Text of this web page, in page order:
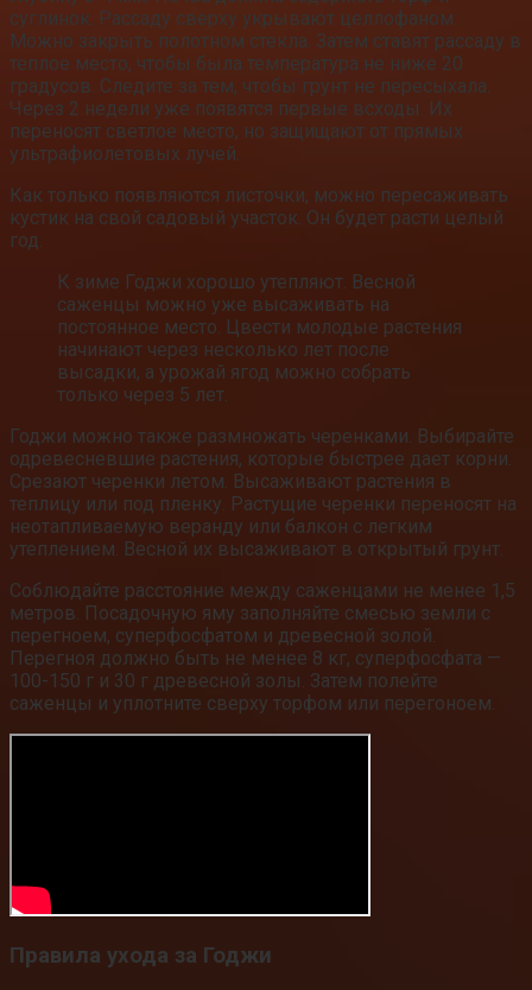
суглинок. Рассаду сверху укрывают целлофаном.
Можно закрыть полотном стекла. Затем ставят рассаду в
теплое место, чтобы была температура не ниже 20
градусов. Следите за тем, чтобы грунт не пересыхала.
Через 2 недели уже появятся первые всходы. Их
переносят светлое место, но защищают от прямых
ультрафиолетовых лучей.
Как только появляются листочки, можно пересаживать
кустик на свой садовый участок. Он будет расти целый
год.
К зиме Годжи хорошо утепляют. Весной
саженцы можно уже высаживать на
постоянное место. Цвести молодые растения
начинают через несколько лет после
высадки, а урожай ягод можно собрать
только через 5 лет.
Годжи можно также размножать черенками. Выбирайте
одревесневшие растения, которые быстрее дает корни.
Срезают черенки летом. Высаживают растения в
теплицу или под пленку. Растущие черенки переносят на
неотапливаемую веранду или балкон с легким
утеплением. Весной их высаживают в открытый грунт.
Соблюдайте расстояние между саженцами не менее 1,5
метров. Посадочную яму заполняйте смесью земли с
перегноем, суперфосфатом и древесной золой.
Перегноя должно быть не менее 8 кг, суперфосфата —
100-150 г и 30 г древесной золы. Затем полейте
саженцы и уплотните сверху торфом или перегоноем.
Правила ухода за Годжи